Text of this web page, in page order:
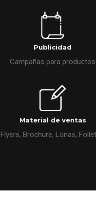
Publicidad
Campañas para productos
Material de ventas
Flyers, Brochure, Lonas,